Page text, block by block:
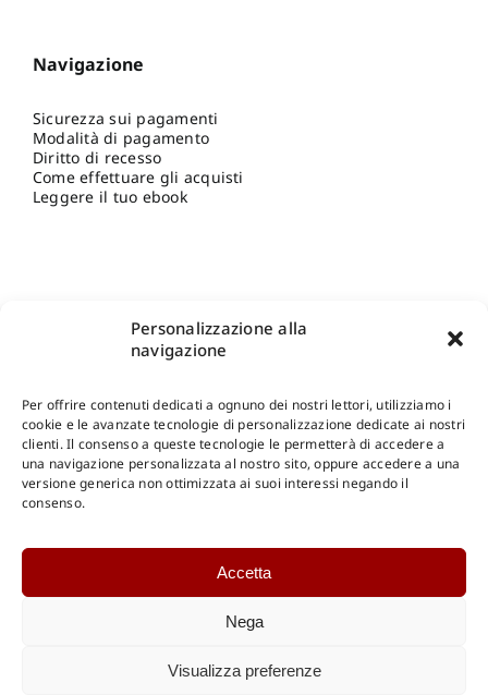
Personalizzazione alla
navigazione
Per offrire contenuti dedicati a ognuno dei nostri lettori, utilizziamo i
cookie e le avanzate tecnologie di personalizzazione dedicate ai nostri
clienti. Il consenso a queste tecnologie le permetterà di accedere a
una navigazione personalizzata al nostro sito, oppure accedere a una
versione generica non ottimizzata ai suoi interessi negando il
consenso.
Accetta
Nega
Visualizza preferenze
Navigazione
Sicurezza sui pagamenti
Modalità di pagamento
Diritto di recesso
Come effettuare gli acquisti
Leggere il tuo ebook
Shop Gangemi Editore-Pagamenti Sicuri e anche Rateali
Catalogo Online
Catalogo Internazionale
DOWNLOAD
Catalogo Internazionale